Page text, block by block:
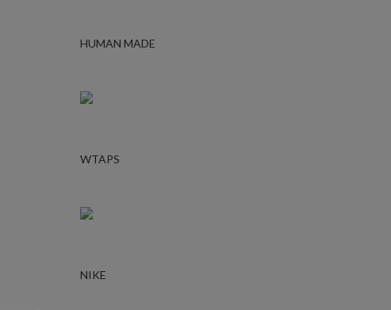
HUMAN MADE
WTAPS
NIKE